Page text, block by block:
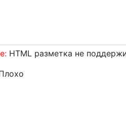
HTML разметка не